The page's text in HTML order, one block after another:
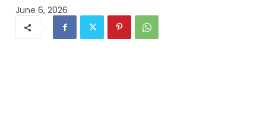
June 6, 2026